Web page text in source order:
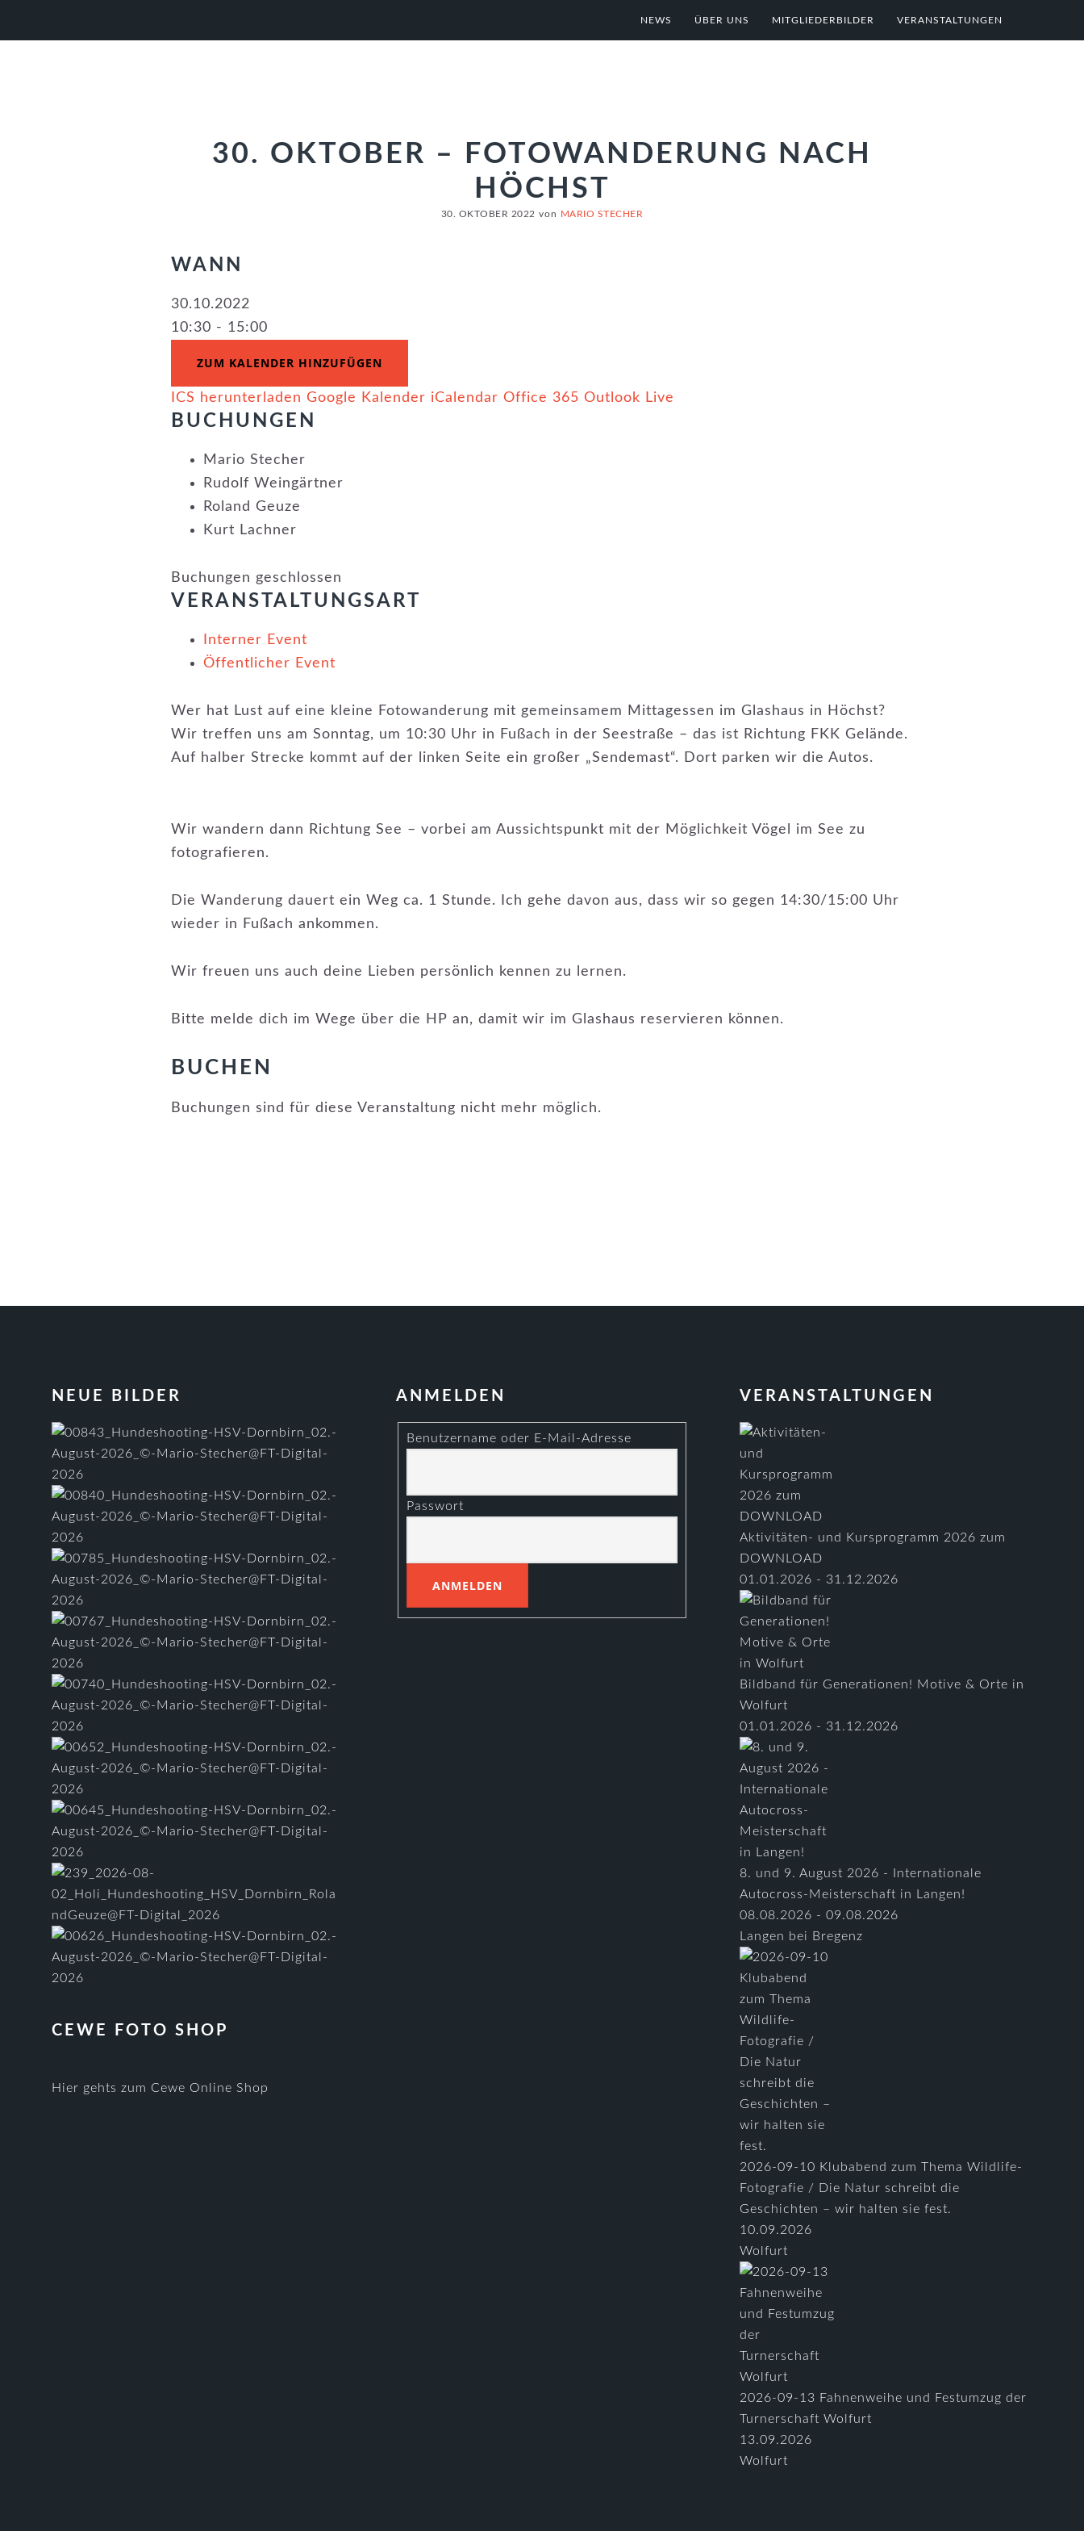
NEWS ÜBER UNS MITGLIEDERBILDER VERANSTALTUNGEN
30. OKTOBER – FOTOWANDERUNG NACH
HÖCHST
30. OKTOBER 2022 von MARIO STECHER
WANN
30.10.2022
10:30 - 15:00
ZUM KALENDER HINZUFÜGEN
ICS herunterladen Google Kalender iCalendar Office 365 Outlook Live
BUCHUNGEN
Mario Stecher
Rudolf Weingärtner
Roland Geuze
Kurt Lachner
Buchungen geschlossen
VERANSTALTUNGSART
Interner Event
Öffentlicher Event
Wer hat Lust auf eine kleine Fotowanderung mit gemeinsamem Mittagessen im Glashaus in Höchst?
Wir treffen uns am Sonntag, um 10:30 Uhr in Fußach in der Seestraße – das ist Richtung FKK Gelände.
Auf halber Strecke kommt auf der linken Seite ein großer „Sendemast“. Dort parken wir die Autos.
Wir wandern dann Richtung See – vorbei am Aussichtspunkt mit der Möglichkeit Vögel im See zu
fotografieren.
Die Wanderung dauert ein Weg ca. 1 Stunde. Ich gehe davon aus, dass wir so gegen 14:30/15:00 Uhr
wieder in Fußach ankommen.
Wir freuen uns auch deine Lieben persönlich kennen zu lernen.
Bitte melde dich im Wege über die HP an, damit wir im Glashaus reservieren können.
BUCHEN
Buchungen sind für diese Veranstaltung nicht mehr möglich.
FOOTER
NEUE BILDER
CEWE FOTO SHOP
Hier gehts zum Cewe Online Shop
ANMELDEN
Benutzername oder E-Mail-Adresse
Passwort
VERANSTALTUNGEN
Aktivitäten- und Kursprogramm 2026 zum
DOWNLOAD
01.01.2026 - 31.12.2026
Bildband für Generationen! Motive & Orte in
Wolfurt
01.01.2026 - 31.12.2026
8. und 9. August 2026 - Internationale
Autocross-Meisterschaft in Langen!
08.08.2026 - 09.08.2026
Langen bei Bregenz
2026-09-10 Klubabend zum Thema Wildlife-
Fotografie / Die Natur schreibt die
Geschichten – wir halten sie fest.
10.09.2026
Wolfurt
2026-09-13 Fahnenweihe und Festumzug der
Turnerschaft Wolfurt
13.09.2026
Wolfurt